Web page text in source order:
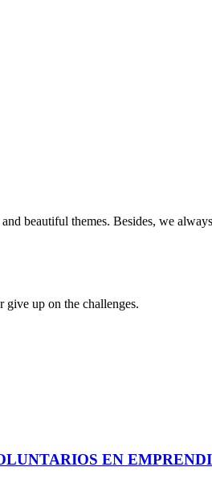
beautiful themes. Besides, we
give up on the challenges.
EN